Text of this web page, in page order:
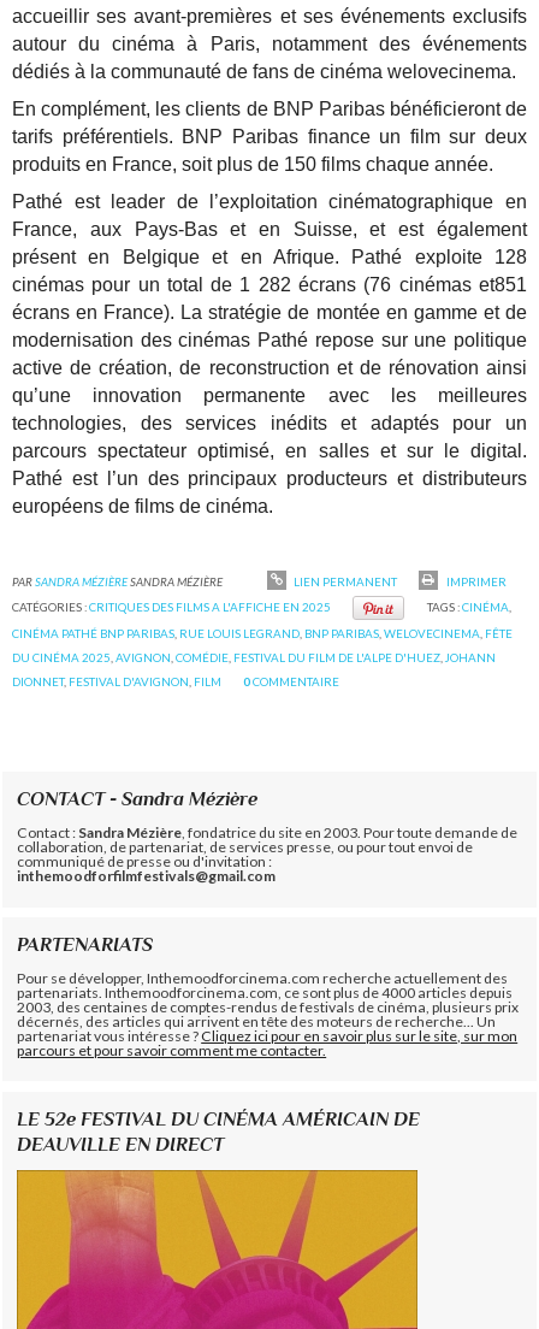
accueillir ses avant-premières et ses événements exclusifs
autour du cinéma à Paris, notamment des événements
dédiés à la communauté de fans de cinéma welovecinema.
En complément, les clients de BNP Paribas bénéficieront de
tarifs préférentiels. BNP Paribas finance un film sur deux
produits en France, soit plus de 150 films chaque année.
Pathé est leader de l’exploitation cinématographique en
France, aux Pays-Bas et en Suisse, et est également
présent en Belgique et en Afrique. Pathé exploite 128
cinémas pour un total de 1 282 écrans (76 cinémas et851
écrans en France). La stratégie de montée en gamme et de
modernisation des cinémas Pathé repose sur une politique
active de création, de reconstruction et de rénovation ainsi
qu’une innovation permanente avec les meilleures
technologies, des services inédits et adaptés pour un
parcours spectateur optimisé, en salles et sur le digital.
Pathé est l’un des principaux producteurs et distributeurs
européens de films de cinéma.
PARSANDRA MÉZIÈRESANDRA MÉZIÈRE LIEN PERMANENT
IMPRIMER
CATÉGORIES :CRITIQUES DES FILMS A L'AFFICHE EN 2025 TAGS :CINÉMA
CINÉMA PATHÉ BNP PARIBAS RUE LOUIS LEGRAND BNP PARIBAS ,WELOVECINEMA FÊTE
DU CINÉMA 2025 ,AVIGNON ,COMÉDIE FESTIVAL DU FILM DE L'ALPE D'HUEZ JOHANN
DIONNET, FESTIVAL D'AVIGNON FILM 0COMMENTAIRE
CONTACT - Sandra Mézière
Contact : Sandra Mézière , fondatrice du site en 2003. Pour toute demande de
collaboration, de partenariat, de services presse, ou pour tout envoi de
communiqué de presse ou d'invitation :
inthemoodforfilmfestivals@gmail.com
PARTENARIATS
Pour se développer, Inthemoodforcinema.com recherche actuellement des
partenariats. Inthemoodforcinema.com, ce sont plus de 4000 articles depuis
2003, des centaines de comptes-rendus de festivals de cinéma, plusieurs prix
décernés, des articles qui arrivent en tête des moteurs de recherche... Un
partenariat vous intéresse ?Cliquez ici pour en savoir plus sur le site, sur mon
parcours et pour savoir comment me contacter.
LE 52e FESTIVAL DU CINÉMA AMÉRICAIN DE
DEAUVILLE EN DIRECT